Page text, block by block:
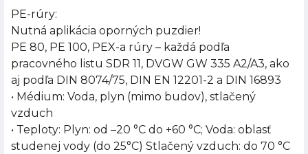
PE-rúry:
Nutná aplikácia oporných puzdier!
PE 80, PE 100, PEX-a rúry – každá podľa
pracovného listu SDR 11, DVGW GW 335 A2/A3, ako
aj podľa DIN 8074/75, DIN EN 12201-2 a DIN 16893
• Médium: Voda, plyn (mimo budov), stlačený
vzduch
• Teploty: Plyn: od –20 °C do +60 °C; Voda: oblasť
studenej vody (do 25°C) Stlačený vzduch: do 70 °C